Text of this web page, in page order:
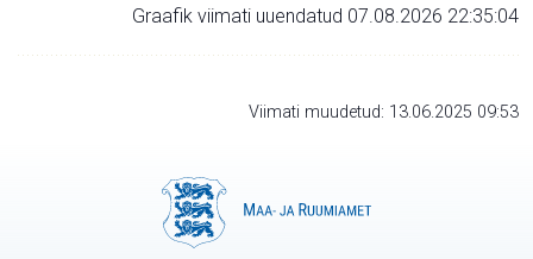
Graafik viimati uuendatud 07.08.2026 22:35:04
Viimati muudetud: 13.06.2025 09:53